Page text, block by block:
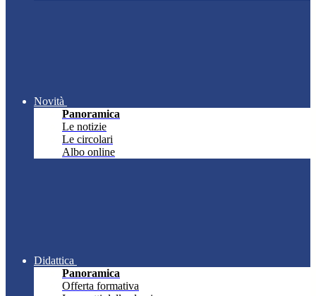
Novità
Panoramica
Le notizie
Le circolari
Albo online
Didattica
Panoramica
Offerta formativa